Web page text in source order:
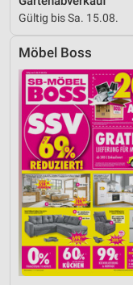
Gültig bis Sa. 15.08.
Möbel Boss
Inhalten
IAB-Besonderheiten:
Verwendung
Geräte anhand von
Informationen
Nicht-IAB-
Notwendig
Performance
Funktional